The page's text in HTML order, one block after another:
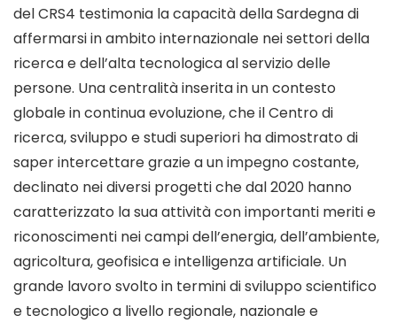
del CRS4 testimonia la capacità della Sardegna di
affermarsi in ambito internazionale nei settori della
ricerca e dell’alta tecnologica al servizio delle
persone. Una centralità inserita in un contesto
globale in continua evoluzione, che il Centro di
ricerca, sviluppo e studi superiori ha dimostrato di
saper intercettare grazie a un impegno costante,
declinato nei diversi progetti che dal 2020 hanno
caratterizzato la sua attività con importanti meriti e
riconoscimenti nei campi dell’energia, dell’ambiente,
agricoltura, geofisica e intelligenza artificiale. Un
grande lavoro svolto in termini di sviluppo scientifico
e tecnologico a livello regionale, nazionale e